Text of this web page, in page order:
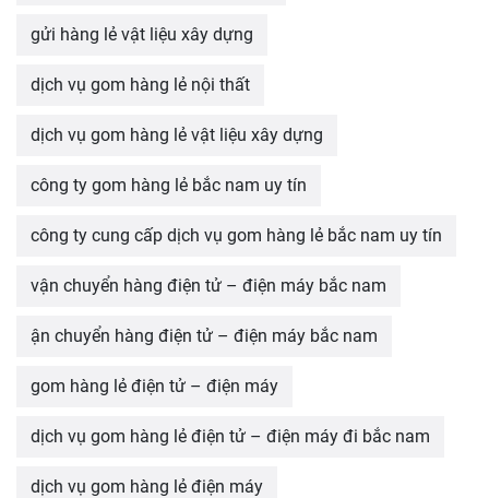
gửi hàng lẻ vật liệu xây dựng
dịch vụ gom hàng lẻ nội thất
dịch vụ gom hàng lẻ vật liệu xây dựng
công ty gom hàng lẻ bắc nam uy tín
công ty cung cấp dịch vụ gom hàng lẻ bắc nam uy tín
vận chuyển hàng điện tử – điện máy bắc nam
ận chuyển hàng điện tử – điện máy bắc nam
gom hàng lẻ điện tử – điện máy
dịch vụ gom hàng lẻ điện tử – điện máy đi bắc nam
dịch vụ gom hàng lẻ điện máy